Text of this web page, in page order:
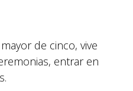
de cinco, vive
entrar en